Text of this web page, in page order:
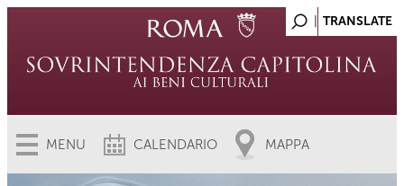
MENU CALENDARIO MAPPA